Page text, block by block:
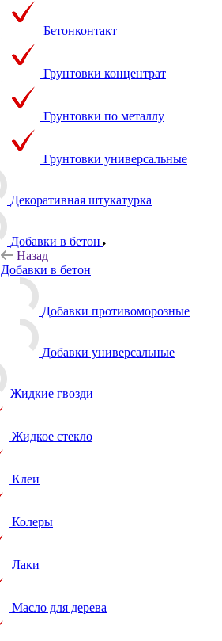
Бетонконтакт
Грунтовки концентрат
Грунтовки по металлу
Грунтовки универсальные
Декоративная штукатурка
Добавки в бетон
Назад
Добавки в бетон
Добавки противоморозные
Добавки универсальные
Жидкие гвозди
Жидкое стекло
Клеи
Колеры
Лаки
Масло для дерева